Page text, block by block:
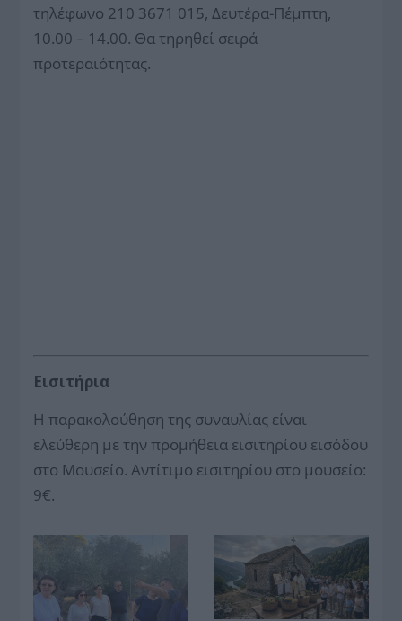
τηλέφωνο 210 3671 015, Δευτέρα-Πέμπτη,
10.00 – 14.00. Θα τηρηθεί σειρά
προτεραιότητας.
Εισιτήρια
Η παρακολούθηση της συναυλίας είναι
ελεύθερη με την προμήθεια εισιτηρίου εισόδου
στο Μουσείο. Αντίτιμο εισιτηρίου στο μουσείο:
9€.